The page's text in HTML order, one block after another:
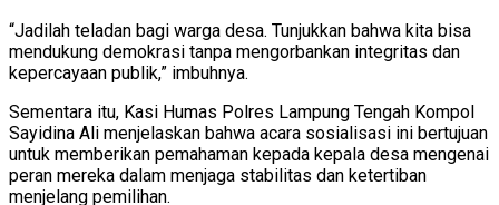
“Jadilah teladan bagi warga desa. Tunjukkan bahwa kita bisa
mendukung demokrasi tanpa mengorbankan integritas dan
kepercayaan publik,” imbuhnya.
Sementara itu, Kasi Humas Polres Lampung Tengah Kompol
Sayidina Ali menjelaskan bahwa acara sosialisasi ini bertujuan
untuk memberikan pemahaman kepada kepala desa mengenai
peran mereka dalam menjaga stabilitas dan ketertiban
menjelang pemilihan.